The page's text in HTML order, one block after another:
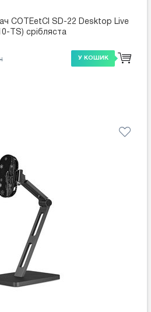
COTEetCI SD-22 Desktop Live
TS) срібляста
У КОШИК